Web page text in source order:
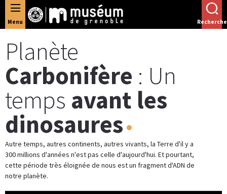
Panneau de gestion des cookies
Menu Recherche
Planète
Carbonifère : Un
temps avant les
dinosaures
Autre temps, autres continents, autres vivants, la Terre d'il y a
300 millions d'années n'est pas celle d'aujourd'hui. Et pourtant,
cette période très éloignée de nous est un fragment d'ADN de
notre planète.